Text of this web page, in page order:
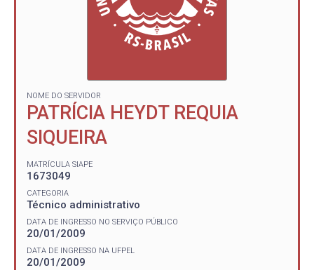
NOME DO SERVIDOR
PATRÍCIA HEYDT REQUIA
SIQUEIRA
MATRÍCULA SIAPE
1673049
CATEGORIA
Técnico administrativo
DATA DE INGRESSO NO SERVIÇO PÚBLICO
20/01/2009
DATA DE INGRESSO NA UFPEL
20/01/2009